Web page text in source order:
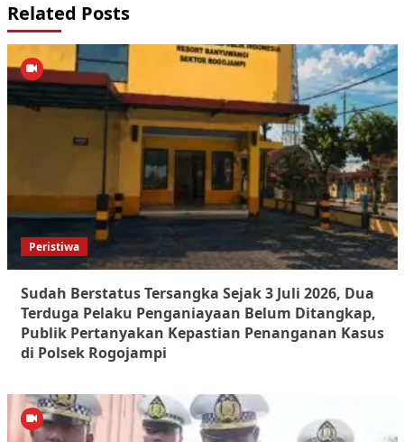
Related Posts
Peristiwa
Sudah Berstatus Tersangka Sejak 3 Juli 2026, Dua
Terduga Pelaku Penganiayaan Belum Ditangkap,
Publik Pertanyakan Kepastian Penanganan Kasus
di Polsek Rogojampi